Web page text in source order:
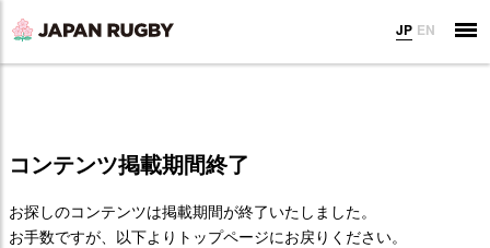
JP EN
コンテンツ掲載期間終了
お探しのコンテンツは掲載期間が終了いたしました。
お手数ですが、以下よりトップページにお戻りください。